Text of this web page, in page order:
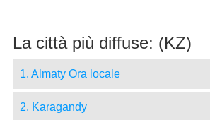
La città più diffuse: (KZ)
1. Almaty Ora locale
2. Karagandy